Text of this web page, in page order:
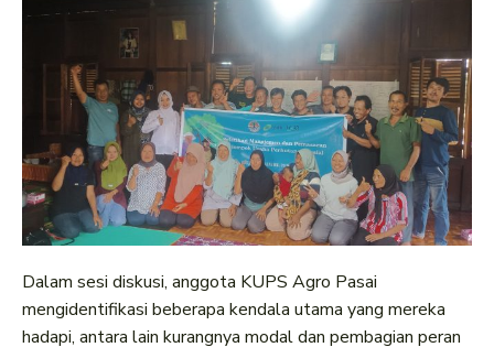
Dalam sesi diskusi, anggota KUPS Agro Pasai
mengidentifikasi beberapa kendala utama yang mereka
hadapi, antara lain kurangnya modal dan pembagian peran